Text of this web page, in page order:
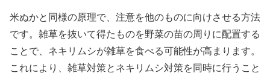
米ぬかと同様の原理で、注意を他のものに向けさせる方法
です。雑草を抜いて得たものを野菜の苗の周りに配置する
ことで、ネキリムシが雑草を食べる可能性が高まります。
これにより、雑草対策とネキリムシ対策を同時に行うこと